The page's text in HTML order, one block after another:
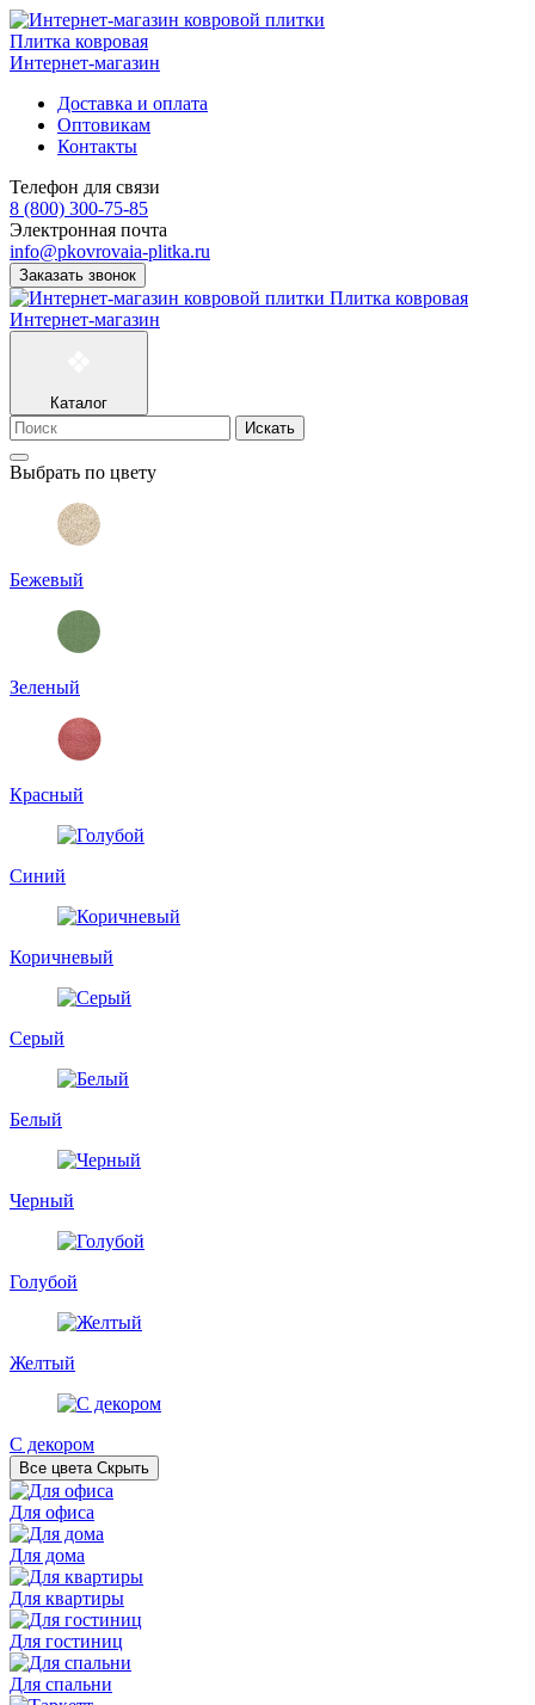
Плитка ковровая
Интернет-магазин
Доставка и оплата
Оптовикам
Контакты
Телефон для связи
8 (800) 300-75-85
Электронная почта
info@pkovrovaia-plitka.ru
Заказать звонок
Плитка ковровая
Интернет-магазин
Каталог
Искать
Выбрать по цвету
Бежевый
Зеленый
Красный
Синий
Коричневый
Серый
Белый
Черный
Голубой
Желтый
С декором
Все цвета Скрыть
Для офиса
Для дома
Для квартиры
Для гостиниц
Для спальни